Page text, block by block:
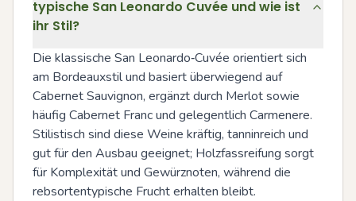
typische San Leonardo Cuvée und wie ist
ihr Stil?
Die klassische San Leonardo‑Cuvée orientiert sich
am Bordeauxstil und basiert überwiegend auf
Cabernet Sauvignon, ergänzt durch Merlot sowie
häufig Cabernet Franc und gelegentlich Carmenere.
Stilistisch sind diese Weine kräftig, tanninreich und
gut für den Ausbau geeignet; Holzfassreifung sorgt
für Komplexität und Gewürznoten, während die
rebsortentypische Frucht erhalten bleibt.